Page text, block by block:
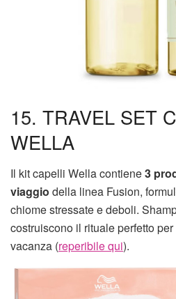
15. TRAVEL SET
WELLA
Il kit capelli Wella contiene3
viaggio della linea Fusion,
chiome stressate e deboli.
costruiscono il rituale perfetto
vacanza (reperibile qui).